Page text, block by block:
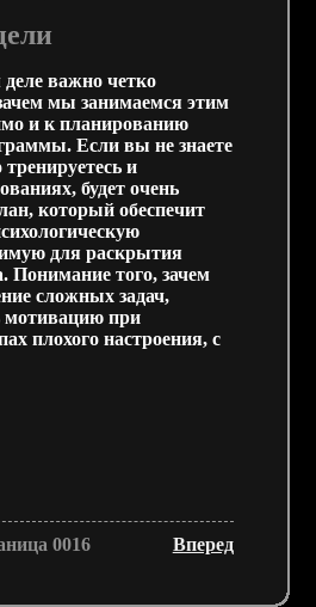
важно четко
мы занимаемся этим
и к планированию
Если вы не знаете
и
будет очень
который обеспечит
для раскрытия
Понимание того, зачем
сложных задач,
мотивацию при
плохого настроения, с
0016 Вперед